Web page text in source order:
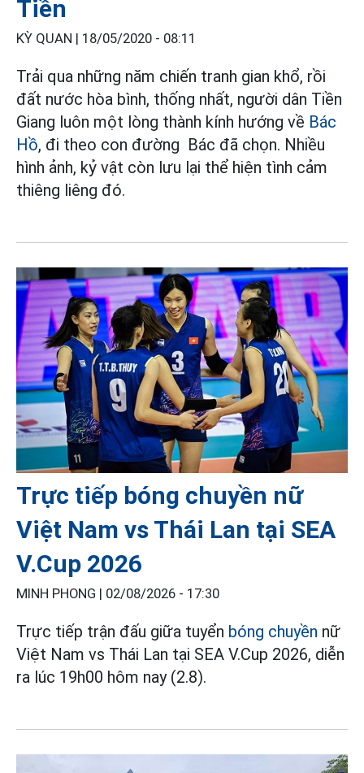
Tiền
KỲ QUAN | 18/05/2020 - 08:11
Trải qua những năm chiến tranh gian khổ, rồi
đất nước hòa bình, thống nhất, người dân Tiền
Giang luôn một lòng thành kính hướng về Bác
Hồ, đi theo con đường Bác đã chọn. Nhiều
hình ảnh, kỷ vật còn lưu lại thể hiện tình cảm
thiêng liêng đó.
Trực tiếp bóng chuyền nữ
Việt Nam vs Thái Lan tại SEA
V.Cup 2026
MINH PHONG | 02/08/2026 - 17:30
Trực tiếp trận đấu giữa tuyển bóng chuyền nữ
Việt Nam vs Thái Lan tại SEA V.Cup 2026, diễn
ra lúc 19h00 hôm nay (2.8).